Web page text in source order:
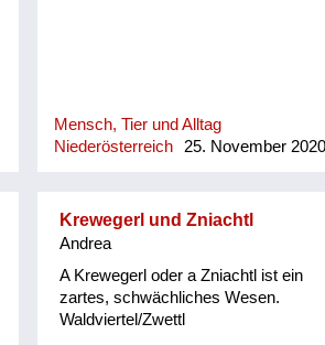
Mensch, Tier und Alltag
Niederösterreich
25. November
Krewegerl und Zniachtl
Andrea
A Krewegerl oder a Zniachtl ist ein
zartes, schwächliches Wesen.
Waldviertel/Zwettl